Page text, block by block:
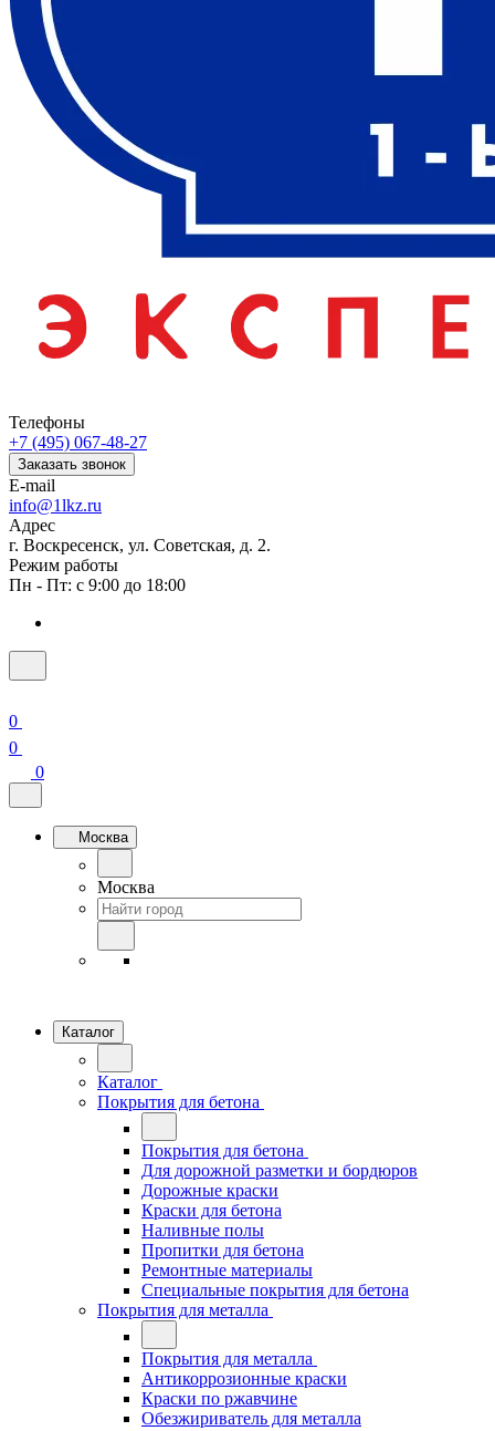
Телефоны
+7 (495) 067-48-27
Заказать звонок
E-mail
info@1lkz.ru
Адрес
г. Воскресенск, ул. Советская, д. 2.
Режим работы
Пн - Пт: с 9:00 до 18:00
0
0
0
Москва
Москва
Каталог
Каталог
Покрытия для бетона
Покрытия для бетона
Для дорожной разметки и бордюров
Дорожные краски
Краски для бетона
Наливные полы
Пропитки для бетона
Ремонтные материалы
Специальные покрытия для бетона
Покрытия для металла
Покрытия для металла
Антикоррозионные краски
Краски по ржавчине
Обезжириватель для металла